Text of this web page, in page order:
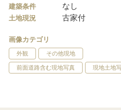
建築条件 なし
土地現況 古家付
画像カテゴリ
外観 その他現地
前面道路含む現地写真 現地土地